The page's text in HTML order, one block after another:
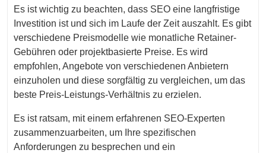
Es ist wichtig zu beachten, dass SEO eine langfristige
Investition ist und sich im Laufe der Zeit auszahlt. Es gibt
verschiedene Preismodelle wie monatliche Retainer-
Gebühren oder projektbasierte Preise. Es wird
empfohlen, Angebote von verschiedenen Anbietern
einzuholen und diese sorgfältig zu vergleichen, um das
beste Preis-Leistungs-Verhältnis zu erzielen.
Es ist ratsam, mit einem erfahrenen SEO-Experten
zusammenzuarbeiten, um Ihre spezifischen
Anforderungen zu besprechen und ein